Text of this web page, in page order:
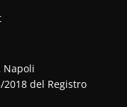
Napoli
del Registro